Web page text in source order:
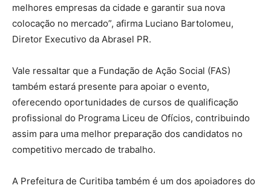
melhores empresas da cidade e garantir sua nova
colocação no mercado”, afirma Luciano Bartolomeu,
Diretor Executivo da Abrasel PR.
Vale ressaltar que a Fundação de Ação Social (FAS)
também estará presente para apoiar o evento,
oferecendo oportunidades de cursos de qualificação
profissional do Programa Liceu de Ofícios, contribuindo
assim para uma melhor preparação dos candidatos no
competitivo mercado de trabalho.
A Prefeitura de Curitiba também é um dos apoiadores do